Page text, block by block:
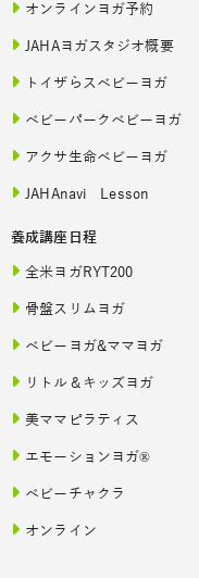
オンラインヨガ予約
JAHAヨガスタジオ概要
トイザらスベビーヨガ
ベビーパークベビーヨガ
アクサ生命ベビーヨガ
JAHAnavi Lesson
養成講座日程
全米ヨガRYT200
骨盤スリムヨガ
ベビーヨガ&ママヨガ
リトル＆キッズヨガ
美ママピラティス
エモーションヨガ®
ベビーチャクラ
オンライン